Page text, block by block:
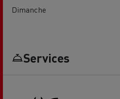
Dimanche
Services